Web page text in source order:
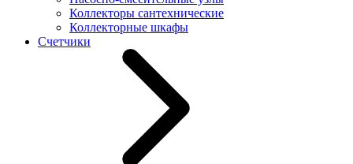
Коллекторы сантехнические
Коллекторные шкафы
Счетчики